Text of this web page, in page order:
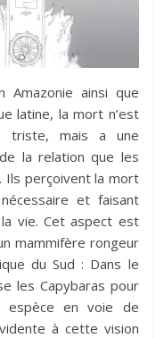
Amazonie ainsi que
latine, la mort n’est
triste, mais a une
la relation que les
Ils perçoivent la mort
et faisant
vie. Cet aspect est
mammifère rongeur
du Sud : Dans le
les Capybaras pour
espèce en voie de
à cette vision